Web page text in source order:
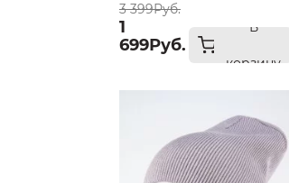
3 399Руб.
1
699Руб.
В
корзину